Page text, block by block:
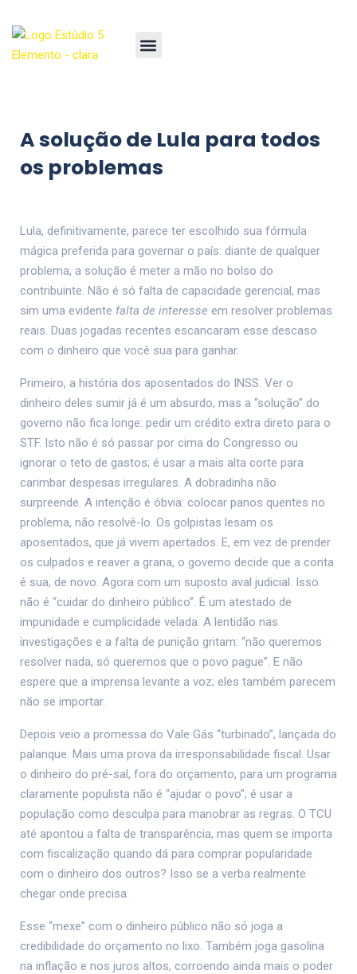
A solução de Lula para todos
os problemas
Lula, definitivamente, parece ter escolhido sua fórmula
mágica preferida para governar o país: diante de qualquer
problema, a solução é meter a mão no bolso do
contribuinte. Não é só falta de capacidade gerencial, mas
sim uma evidente falta de interesse em resolver problemas
reais. Duas jogadas recentes escancaram esse descaso
com o dinheiro que você sua para ganhar.
Primeiro, a história dos aposentados do INSS. Ver o
dinheiro deles sumir já é um absurdo, mas a “solução” do
governo não fica longe: pedir um crédito extra direto para o
STF. Isto não é só passar por cima do Congresso ou
ignorar o teto de gastos; é usar a mais alta corte para
carimbar despesas irregulares. A dobradinha não
surpreende. A intenção é óbvia: colocar panos quentes no
problema, não resolvê-lo. Os golpistas lesam os
aposentados, que já vivem apertados. E, em vez de prender
os culpados e reaver a grana, o governo decide que a conta
é sua, de novo. Agora com um suposto aval judicial. Isso
não é “cuidar do dinheiro público”. É um atestado de
impunidade e cumplicidade velada. A lentidão nas
investigações e a falta de punição gritam: “não queremos
resolver nada, só queremos que o povo pague”. E não
espere que a imprensa levante a voz; eles também parecem
não se importar.
Depois veio a promessa do Vale Gás “turbinado”, lançada do
palanque. Mais uma prova da irresponsabilidade fiscal. Usar
o dinheiro do pré-sal, fora do orçamento, para um programa
claramente populista não é “ajudar o povo”; é usar a
população como desculpa para manobrar as regras. O TCU
até apontou a falta de transparência, mas quem se importa
com fiscalização quando dá para comprar popularidade
com o dinheiro dos outros? Isso se a verba realmente
chegar onde precisa.
Esse “mexe” com o dinheiro público não só joga a
credibilidade do orçamento no lixo. Também joga gasolina
na inflação e nos juros altos, corroendo ainda mais o poder